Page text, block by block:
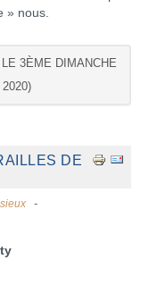
» nous.
3ÈME DIMANCHE
DE